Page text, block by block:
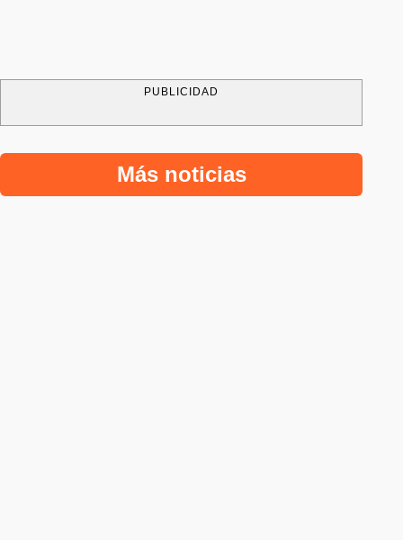
PUBLICIDAD
Más noticias